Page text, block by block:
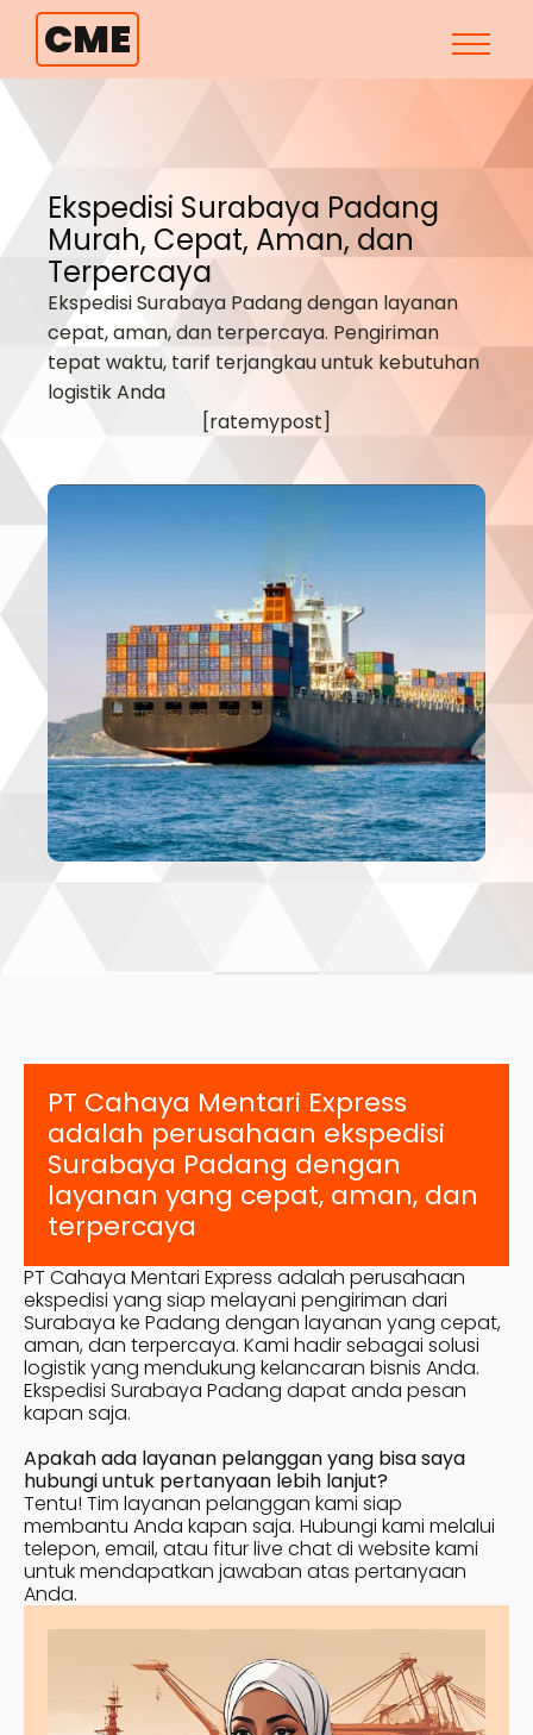
CME
Ekspedisi Surabaya Padang
Murah, Cepat, Aman, dan
Terpercaya
Ekspedisi Surabaya Padangdengan layanan
cepat, aman, dan terpercaya. Pengiriman
tepat waktu, tarif terjangkau untuk kebutuhan
logistik Anda
[ratemypost]
PT Cahaya Mentari Express
adalah perusahaan ekspedisi
Surabaya Padang dengan
layanan yang cepat, aman, dan
terpercaya
PT Cahaya Mentari Express adalah perusahaan
ekspedisi yang siap melayani pengiriman dari
Surabaya ke Padang dengan layanan yang cepat,
aman, dan terpercaya. Kami hadir sebagai solusi
logistik yang mendukung kelancaran bisnis Anda.
Ekspedisi Surabaya Padang dapat anda pesan
kapan saja.
Apakah ada layanan pelanggan yang bisa saya
hubungi untuk pertanyaan lebih lanjut?
Tentu! Tim layanan pelanggan kami siap
membantu Anda kapan saja. Hubungi kami melalui
telepon, email, atau fitur live chat di website kami
untuk mendapatkan jawaban atas pertanyaan
Anda.